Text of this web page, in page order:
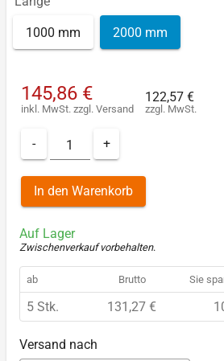
1000 mm 2000 mm
145,86 €
inkl. MwSt. zzgl. Versand
122,57 €
zzgl. MwSt.
- +
In den Warenkorb
Auf Lager
Zwischenverkauf vorbehalten.
ab Brutto Sie
5 Stk. 131,27 €
Versand nach